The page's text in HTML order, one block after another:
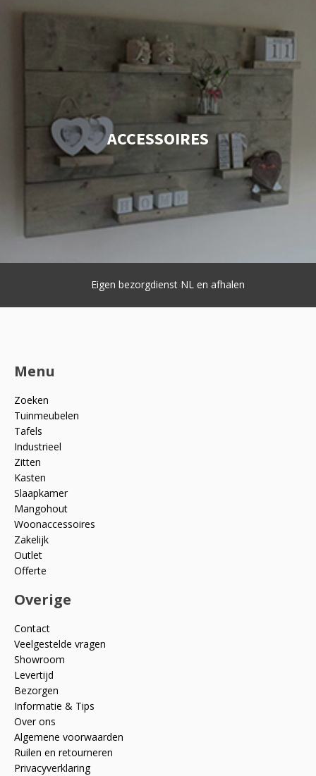
ACCESSOIRES
Eigen bezorgdienst NL en afhalen
Menu
Zoeken
Tuinmeubelen
Tafels
Industrieel
Zitten
Kasten
Slaapkamer
Mangohout
Woonaccessoires
Zakelijk
Outlet
Offerte
Overige
Contact
Veelgestelde vragen
Showroom
Levertijd
Bezorgen
Informatie & Tips
Over ons
Algemene voorwaarden
Ruilen en retourneren
Privacyverklaring